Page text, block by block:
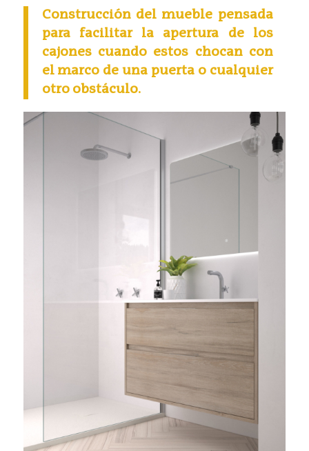
Construcción del mueble pensada
para facilitar la apertura de los
cajones cuando estos chocan con
el marco de una puerta o cualquier
otro obstáculo.